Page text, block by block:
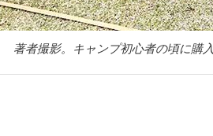
著者撮影。キャンプ初心者の頃に購